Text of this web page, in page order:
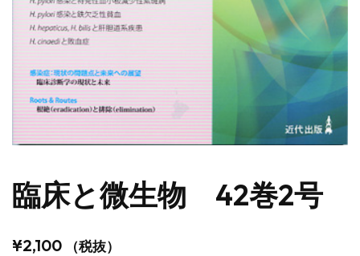
臨床と微生物 42巻2号
¥2,100 （税抜）